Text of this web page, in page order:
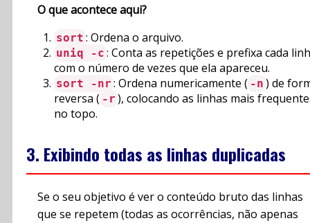
O que acontece aqui?
sort : Ordena o arquivo.
uniq -c : Conta as repetições e prefixa cada
com o número de vezes que ela apareceu.
sort -nr : Ordena numericamente ( -n ) de
reversa ( -r ), colocando as linhas mais
no topo.
3. Exibindo todas as linhas duplicadas
Se o seu objetivo é ver o conteúdo bruto das linhas
que se repetem (todas as ocorrências, não apenas